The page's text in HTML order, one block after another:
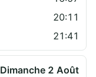
20:11
21:41
Dimanche 2 Août